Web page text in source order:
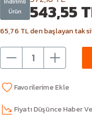
Ürün
543,55
65,76 TL den başlayan
Fiyatı Düşünce Haber